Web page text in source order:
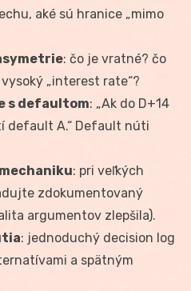
aké sú hranice „mimo
: čo je vratné? čo
„interest rate“?
s defaultom: „Ak do D+14
default A.“ Default núti
: pri veľkých
zdokumentovaný
argumentov zlepšila).
: jednoduchý decision log
a spätným